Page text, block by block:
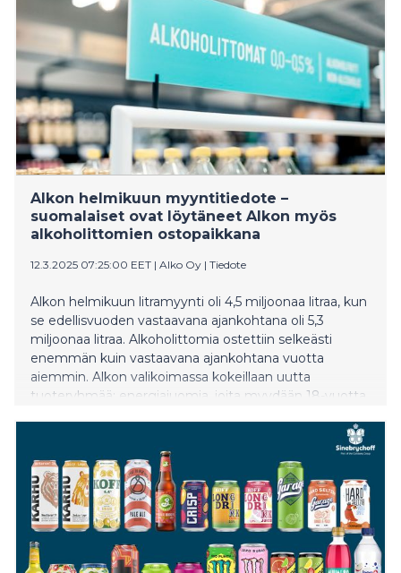
Alkon helmikuun myyntitiedote –
suomalaiset ovat löytäneet Alkon myös
alkoholittomien ostopaikkana
12.3.2025 07:25:00 EET | Alko Oy | Tiedote
Alkon helmikuun litramyynti oli 4,5 miljoonaa litraa, kun
se edellisvuoden vastaavana ajankohtana oli 5,3
miljoonaa litraa. Alkoholittomia ostettiin selkeästi
enemmän kuin vastaavana ajankohtana vuotta
aiemmin. Alkon valikoimassa kokeillaan uutta
tuoteryhmää: energiajuomia, joita myydään 18-vuotta